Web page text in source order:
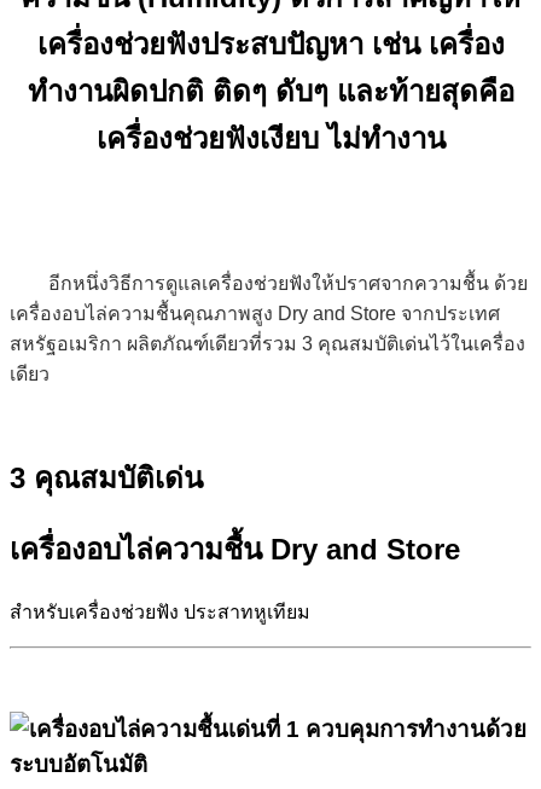
เครื่องช่วยฟังประสบปัญหา เช่น เครื่อง
ทำงานผิดปกติ ติดๆ ดับๆ และท้ายสุดคือ
เครื่องช่วยฟังเงียบ ไม่ทำงาน
อีกหนึ่งวิธีการดูแลเครื่องช่วยฟังให้ปราศจากความชื้น ด้วย
เครื่องอบไล่ความชื้นคุณภาพสูง Dry and Store จากประเทศ
สหรัฐอเมริกา ผลิตภัณฑ์เดียวที่รวม 3 คุณสมบัติเด่นไว้ในเครื่อง
เดียว
3 คุณสมบัติเด่น
เครื่องอบไล่ความชื้น Dry and Store
สำหรับเครื่องช่วยฟัง ประสาทหูเทียม
เด่นที่ 1 ควบคุมการทำงานด้วย
ระบบอัตโนมัติ